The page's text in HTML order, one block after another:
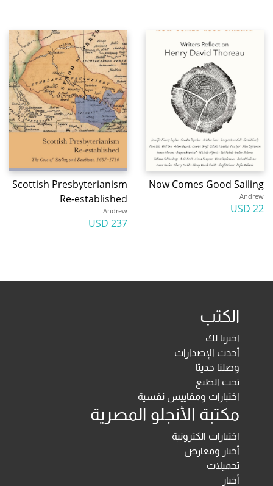
Now Comes Good Sailing
Andrew
22 USD
Scottish Presbyterianism
Re-established
Andrew
237 USD
الكتب
اخترنا لك
أحدث الإصدارات
وصلنا حديثا
تحت الطبع
اختبارات ومقاييس نفسية
مكتبة الأنجلو المصرية
اختبارات الكترونية
أخبار ومعارض
تحميلات
أخبار